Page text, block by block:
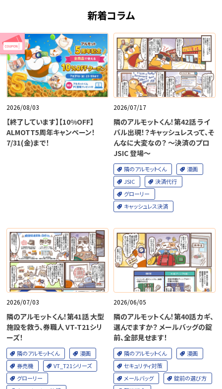
新着コラム
2026/08/03
【終了しています】【10%OFF】
ALMOTT5周年キャンペーン！
7/31(金)まで！
2026/07/17
隣のアルモットくん！第42話 ライ
バル出現！？キャッシュレスって、そ
んなに大変なの？ ～決済のプロ
JSIC 登場～
隣のアルモットくん
漫画
JSIC
決済代行
グローリー
キャッシュレス決済
2026/07/03
隣のアルモットくん！第41話 大型
施設を救う、券職人 VT-T21シリ
ーズ！
隣のアルモットくん
漫画
券売機
VT_T21シリーズ
グローリー
2026/06/05
隣のアルモットくん！第40話 カギ、
選んでますか？ メールバッグの錠
前、全部見せます！
隣のアルモットくん
漫画
セキュリティ対策
メールバッグ
錠前の選び方